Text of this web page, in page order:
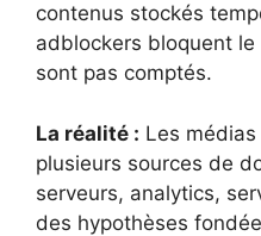
contenus stockés
adblockers bloquent le
sont pas comptés.
La réalité : Les
plusieurs sources de
serveurs, analytics,
des hypothèses